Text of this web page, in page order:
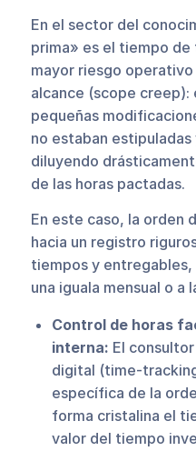
En el sector del
prima» es el tiempo de
mayor riesgo
alcance (scope
pequeñas
no estaban
diluyendo
de las horas pactadas.
En este caso, la orden
hacia un registro
tiempos y
una iguala mensual o a
Control de horas
interna: El
digital (time-
específica de la
forma cristalina el
valor del tiempo